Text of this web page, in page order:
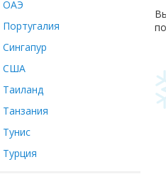
ОАЭ
Португалия
Сингапур
США
Таиланд
Танзания
Тунис
Турция